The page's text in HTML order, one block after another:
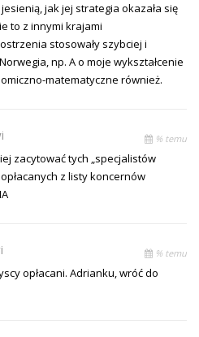
jak jej strategia okazała się
to z innymi krajami
stosowały szybciej i
np. A o moje wykształcenie
matematyczne również.
% temu
zacytować tych „specjalistów
z listy koncernów
% temu
opłacani. Adrianku, wróć do